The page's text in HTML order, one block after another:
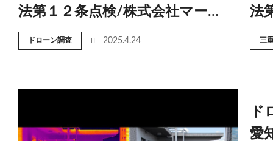
法第１２条点検/株式会社マー…
ドローン調査 2025.4.24
法
三
愛